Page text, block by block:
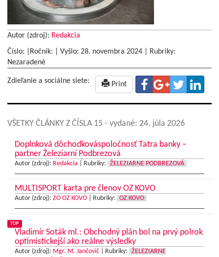
Autor (zdroj): Redakcia
Číslo: |Ročník: | Vyšlo: 28. novembra 2024
Rubriky:
Nezaradené
Zdieľanie a sociálne siete: Print
VŠETKY ČLÁNKY Z ČÍSLA 15 - vydané: 24. júla 2026
Doplnková dôchodkováspoločnosť Tatra banky –
partner Železiarní Podbrezová
Autor (zdroj): Redakcia Rubriky: ŽELEZIARNE PODBREZOVÁ
MULTISPORT karta pre členov OZ KOVO
Autor (zdroj): ZO OZ KOVO Rubriky: OZ KOVO
TOP
Vladimír Soták ml.: Obchodný plán bol na prvý polrok
optimistickejší ako reálne výsledky
Autor (zdroj): Mgr. M. Jančovič Rubriky:
ŽELEZIARNE